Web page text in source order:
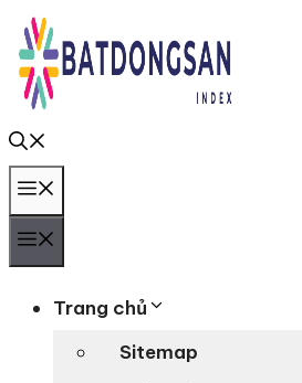
Chuyển
đến
nội
dung
Trang chủ
Sitemap